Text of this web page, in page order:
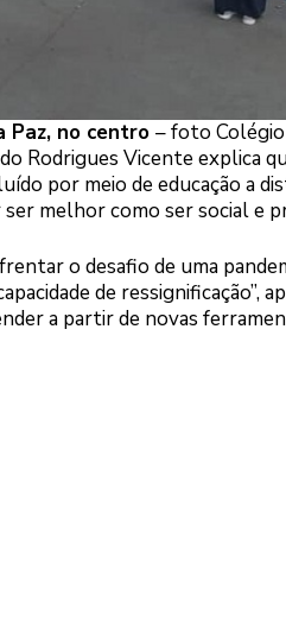
Paz, no centro – foto
Rodrigues Vicente explica
por meio de educação a
melhor como ser social e
o desafio de uma
de ressignificação”,
a partir de novas